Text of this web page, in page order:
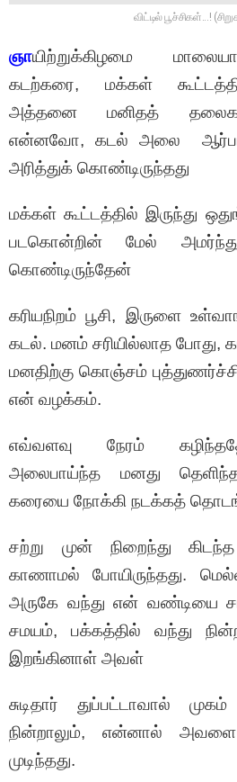
விட்டில் பூச்சிகள்...!
ஞாயிற்றுக்கிழமை
கடற்கரை, மக்கள்
அத்தனை மனிதத்
என்னவோ, கடல் அலை
அரித்துக் கொண்டிருந்தது
மக்கள் கூட்டத்தில் இருந்து
படகொன்றின் மேல்
கொண்டிருந்தேன்
கரியநிறம் பூசி, இருளை
கடல். மனம் சரியில்லாத போது,
மனதிற்கு கொஞ்சம்
என் வழக்கம்.
எவ்வளவு நேரம்
அலைபாய்ந்த மனது
கரையை நோக்கி நடக்கத்
சற்று முன் நிறைந்து
காணாமல் போயிருந்தது.
அருகே வந்து என் வண்டியை
சமயம், பக்கத்தில் வந்து
இறங்கினாள் அவள்
சுடிதார் துப்பட்டாவால்
நின்றாலும், என்னால்
முடிந்தது.